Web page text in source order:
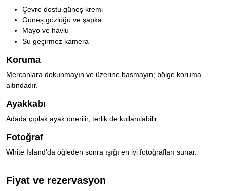
Çevre dostu güneş kremi
Güneş gözlüğü ve şapka
Mayo ve havlu
Su geçirmez kamera
Koruma
Mercanlara dokunmayın ve üzerine basmayın; bölge koruma
altındadır.
Ayakkabı
Adada çıplak ayak önerilir, terlik de kullanılabilir.
Fotoğraf
White Island’da öğleden sonra ışığı en iyi fotoğrafları sunar.
Fiyat ve rezervasyon